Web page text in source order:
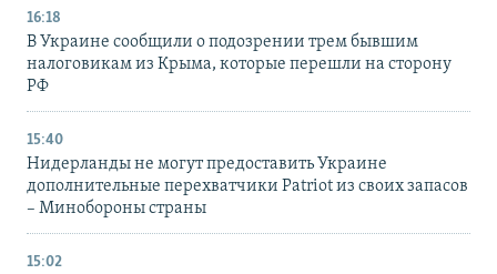
16:18
В Украине сообщили о подозрении трем бывшим
налоговикам из Крыма, которые перешли на сторону
РФ
15:40
Нидерланды не могут предоставить Украине
дополнительные перехватчики Patriot из своих запасов
– Минобороны страны
15:02